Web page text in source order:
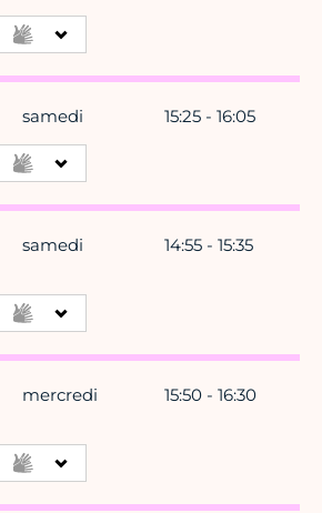
samedi 15:25 - 16:05
samedi 14:55 - 15:35
mercredi 15:50 - 16:30